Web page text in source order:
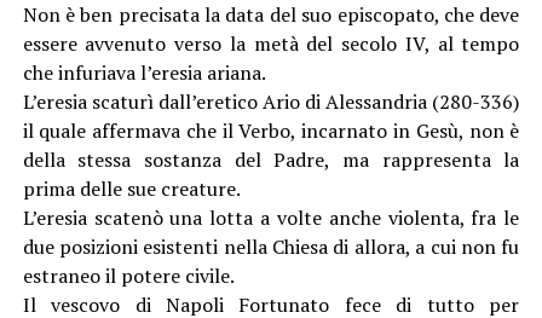
Non è ben precisata la data del suo episcopato, che deve
essere avvenuto verso la metà del secolo IV, al tempo
che infuriava l’eresia ariana.
L’eresia scaturì dall’eretico Ario di Alessandria (280-336)
il quale affermava che il Verbo, incarnato in Gesù, non è
della stessa sostanza del Padre, ma rappresenta la
prima delle sue creature.
L’eresia scatenò una lotta a volte anche violenta, fra le
due posizioni esistenti nella Chiesa di allora, a cui non fu
estraneo il potere civile.
Il vescovo di Napoli Fortunato fece di tutto per